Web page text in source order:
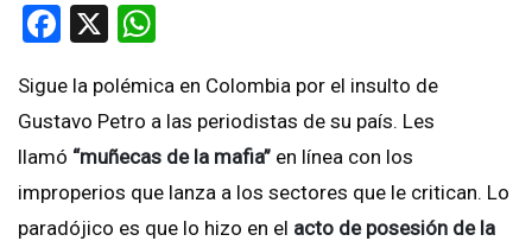
Facebook
X
Sigue la polémica en Colombia por el insulto de
Gustavo Petro a las periodistas de su país. Les
llamó “muñecas de la mafia” en línea con los
improperios que lanza a los sectores que le critican. Lo
paradójico es que lo hizo en el acto de posesión de la